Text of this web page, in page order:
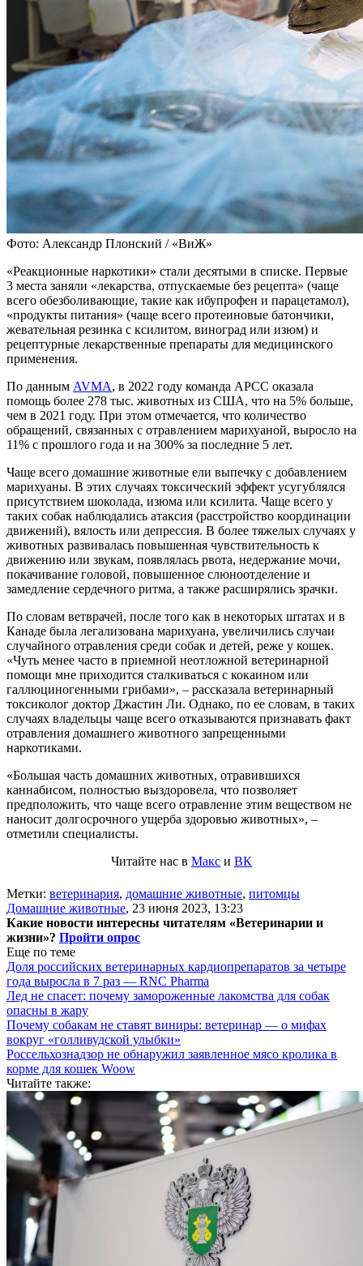
Фото: Александр Плонский / «ВиЖ»
«Реакционные наркотики» стали десятыми в списке. Первые
3 места заняли «лекарства, отпускаемые без рецепта» (чаще
всего обезболивающие, такие как ибупрофен и парацетамол),
«продукты питания» (чаще всего протеиновые батончики,
жевательная резинка с ксилитом, виноград или изюм) и
рецептурные лекарственные препараты для медицинского
применения.
По данным AVMA, в 2022 году команда APCC оказала
помощь более 278 тыс. животных из США, что на 5% больше,
чем в 2021 году. При этом отмечается, что количество
обращений, связанных с отравлением марихуаной, выросло на
11% с прошлого года и на 300% за последние 5 лет.
Чаще всего домашние животные ели выпечку с добавлением
марихуаны. В этих случаях токсический эффект усугублялся
присутствием шоколада, изюма или ксилита. Чаще всего у
таких собак наблюдались атаксия (расстройство координации
движений), вялость или депрессия. В более тяжелых случаях у
животных развивалась повышенная чувствительность к
движению или звукам, появлялась рвота, недержание мочи,
покачивание головой, повышенное слюноотделение и
замедление сердечного ритма, а также расширялись зрачки.
По словам ветврачей, после того как в некоторых штатах и в
Канаде была легализована марихуана, увеличились случаи
случайного отравления среди собак и детей, реже у кошек.
«Чуть менее часто в приемной неотложной ветеринарной
помощи мне приходится сталкиваться с кокаином или
галлюциногенными грибами», – рассказала ветеринарный
токсиколог доктор Джастин Ли. Однако, по ее словам, в таких
случаях владельцы чаще всего отказываются признавать факт
отравления домашнего животного запрещенными
наркотиками.
«Большая часть домашних животных, отравившихся
каннабисом, полностью выздоровела, что позволяет
предположить, что чаще всего отравление этим веществом не
наносит долгосрочного ущерба здоровью животных», –
отметили специалисты.
Читайте нас в Макс и ВК
Метки: ветеринария, домашние животные, питомцы
Домашние животные, 23 июня 2023, 13:23
Какие новости интересны читателям «Ветеринарии и
жизни»? Пройти опрос
Еще по теме
Доля российских ветеринарных кардиопрепаратов за четыре
года выросла в 7 раз — RNC Pharma
Лед не спасет: почему замороженные лакомства для собак
опасны в жару
Почему собакам не ставят виниры: ветеринар — о мифах
вокруг «голливудской улыбки»
Россельхознадзор не обнаружил заявленное мясо кролика в
корме для кошек Woow
Читайте также: